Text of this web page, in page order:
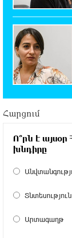
Ղահրամանյան
Մանվելյան
ոչ
Կոստանյան
ընդդիմությունը
Հարցում
Ո՞րն է
խնդիրը
Տնտեսություն
Արտագաղթ